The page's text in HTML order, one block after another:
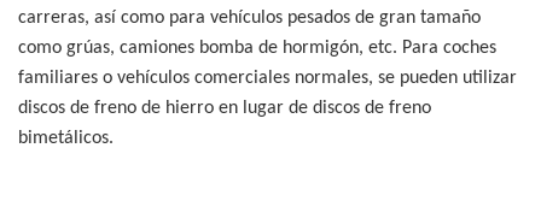
carreras, así como para vehículos pesados ​​de gran tamaño
como grúas, camiones bomba de hormigón, etc. Para coches
familiares o vehículos comerciales normales, se pueden utilizar
discos de freno de hierro en lugar de discos de freno
bimetálicos.